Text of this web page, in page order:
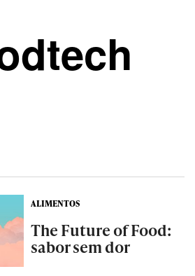
ALIMENTOS
The Future of Food:
sabor sem dor